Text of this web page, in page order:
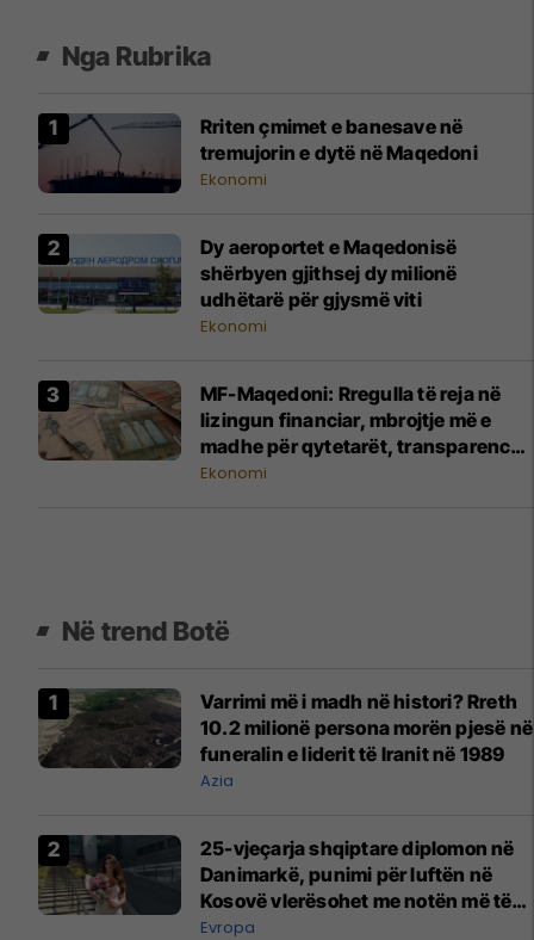
Nga Rubrika
Rriten çmimet e banesave në
tremujorin e dytë në Maqedoni
Ekonomi
Dy aeroportet e Maqedonisë
shërbyen gjithsej dy milionë
udhëtarë për gjysmë viti
Ekonomi
MF-Maqedoni: Rregulla të reja në
lizingun financiar, mbrojtje më e
madhe për qytetarët, transparencë
dhe mbikëqyrje më e mirë në
Ekonomi
Në trend Botë
Varrimi më i madh në histori? Rreth
10.2 milionë persona morën pjesë në
funeralin e liderit të Iranit në 1989
Azia
25-vjeçarja shqiptare diplomon në
Danimarkë, punimi për luftën në
Kosovë vlerësohet me notën më të
lartë
Evropa